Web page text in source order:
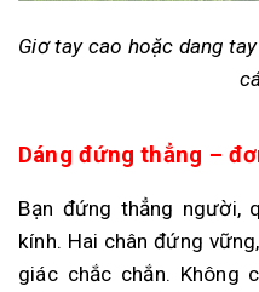
Giơ tay cao hoặc dang
Dáng đứng thẳng –
Bạn đứng thẳng người,
kính. Hai chân đứng
giác chắc chắn. Không